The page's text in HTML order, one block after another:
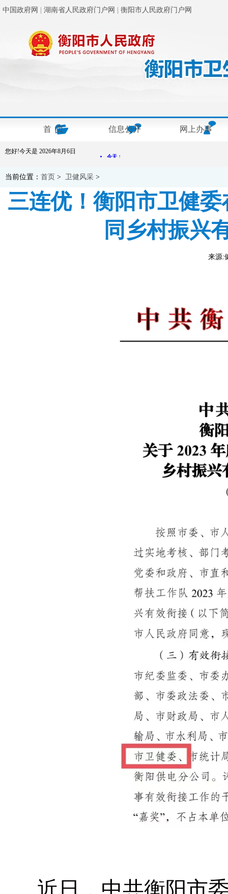
中国政府网 湖南省人民政府门户网 衡阳市人民政府门户网
首 页 信息公开 网上办事
您好!今天是 2026年8月6日
当前位置： 首页 > 卫健风采 >
三连优！衡阳市卫健
同乡村振兴
来源:
近日，中共衡阳市